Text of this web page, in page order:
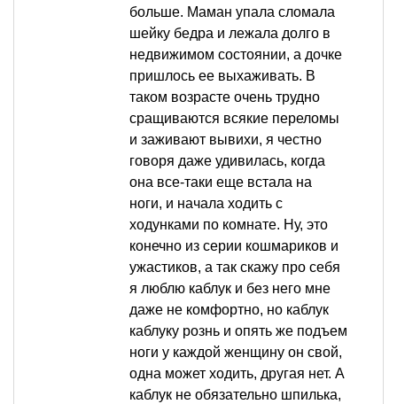
больше. Маман упала сломала
шейку бедра и лежала долго в
недвижимом состоянии, а дочке
пришлось ее выхаживать. В
таком возрасте очень трудно
сращиваются всякие переломы
и заживают вывихи, я честно
говоря даже удивилась, когда
она все-таки еще встала на
ноги, и начала ходить с
ходунками по комнате. Ну, это
конечно из серии кошмариков и
ужастиков, а так скажу про себя
я люблю каблук и без него мне
даже не комфортно, но каблук
каблуку рознь и опять же подъем
ноги у каждой женщину он свой,
одна может ходить, другая нет. А
каблук не обязательно шпилька,